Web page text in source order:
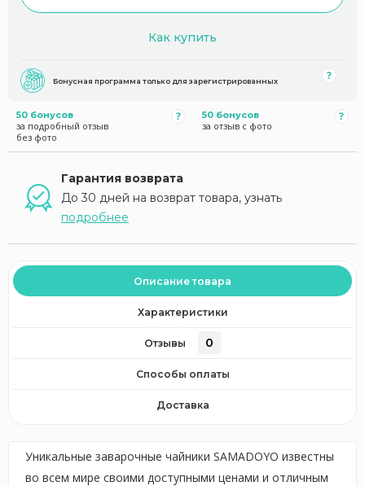
Как купить
Бонусная программа только для зарегистрированных
50 бонусов
за подробный отзыв
без фото
50 бонусов
за отзыв с фото
Гарантия возврата
До 30 дней на возврат товара, узнать
подробнее
Описание товара
Характеристики
Отзывы 0
Способы оплаты
Доставка
Уникальные заварочные чайники SAMADOYO известны
во всем мире своими доступными ценами и отличным